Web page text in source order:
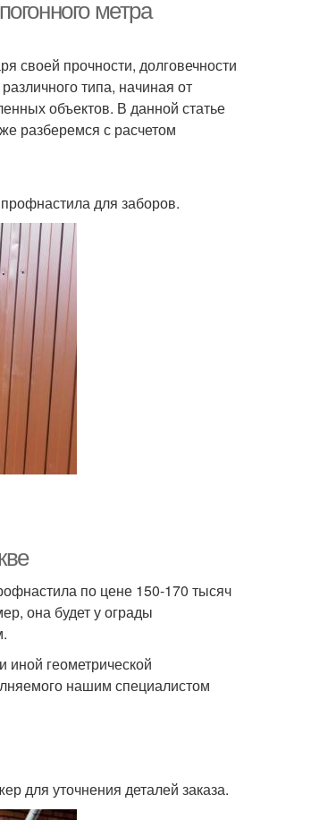
метра
своей прочности, долговечности
типа, начиная от
объектов. В данной статье
разберемся с расчетом
для заборов.
по цене 150-170 тысяч
она будет у ограды
иной геометрической
нашим специалистом
для уточнения деталей заказа.